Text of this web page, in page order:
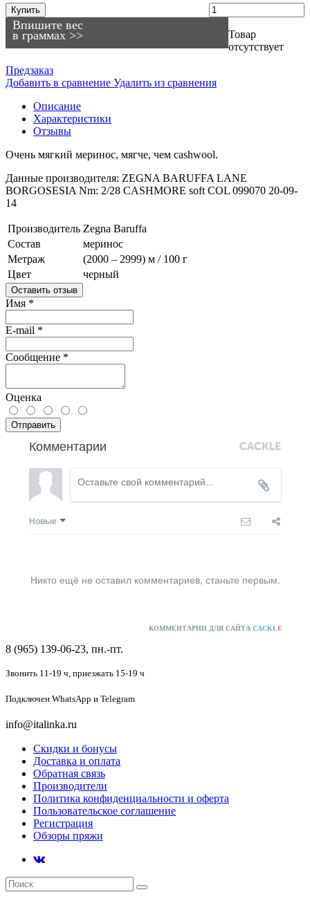
Впишите вес
в граммах >>
Купить
Товар
отсутствует
Предзаказ
Добавить в сравнение Удалить из сравнения
Описание
Характеристики
Отзывы
Очень мягкий меринос, мягче, чем cashwool.
Данные производителя: ZEGNA BARUFFA LANE
BORGOSESIA Nm: 2/28 CASHMORE soft COL 099070 20-09-
14
Производитель Zegna Baruffa
Состав
меринос
Метраж
(2000 – 2999) м / 100 г
Цвет
черный
Оставить отзыв
Имя *
E-mail *
Сообщение *
Оценка
Отправить
Комментарии
Новые
Никто ещё не оставил комментариев, станьте первым.
КОММЕНТАРИИ ДЛЯ САЙТА CACKLE
8 (965) 139-06-23, пн.-пт.
Звонить 11-19 ч, приезжать 15-19 ч
Подключен WhatsApp и Telegram
info@italinka.ru
Скидки и бонусы
Доставка и оплата
Обратная связь
Производители
Политика конфиденциальности и оферта
Пользовательское соглашение
Регистрация
Обзоры пряжи